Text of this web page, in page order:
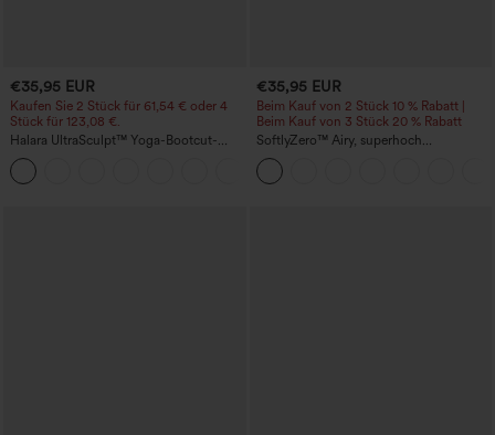
€35,95 EUR
Kaufen Sie 2 Stück für 61,54 € oder 4
Stück für 123,08 €.
Halara UltraSculpt™ Yoga-Bootcut-
Leggings mit hoher Taille,
bauchformender Unterstützung und
Tasche
€35,95 EUR
Beim Kauf von 2 Stück 10 % Rabatt |
Beim Kauf von 3 Stück 20 % Rabatt
SoftlyZero™ Airy, superhoch
geschnittene 2-in-1 InstantCool Yoga-
Shorts 7" mit Taschen